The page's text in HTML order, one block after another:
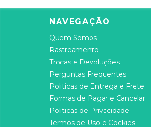
NAVEGAÇÃO
Quem Somos
Rastreamento
Trocas e Devoluções
Perguntas Frequentes
Politicas de Entrega e Frete
Formas de Pagar e Cancelar
Politicas de Privacidade
Termos de Uso e Cookies